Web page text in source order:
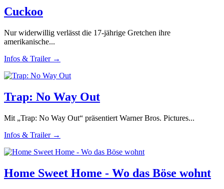
Cuckoo
Nur widerwillig verlässt die 17-jährige Gretchen ihre
amerikanische...
Infos & Trailer →
Trap: No Way Out
Mit „Trap: No Way Out“ präsentiert Warner Bros. Pictures...
Infos & Trailer →
Home Sweet Home - Wo das Böse wohnt